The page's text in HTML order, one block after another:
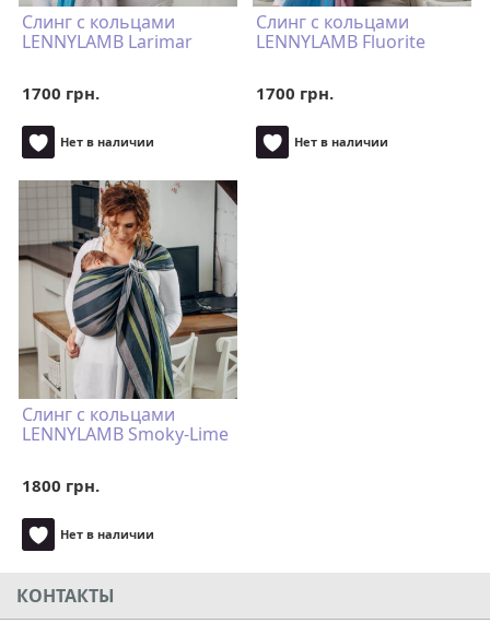
Слинг с кольцами
LENNYLAMB Larimar
1700 грн.
Нет в наличии
Слинг с кольцами
LENNYLAMB Fluorite
1700 грн.
Нет в наличии
Слинг с кольцами
LENNYLAMB Smoky-Lime
1800 грн.
Нет в наличии
КОНТАКТЫ